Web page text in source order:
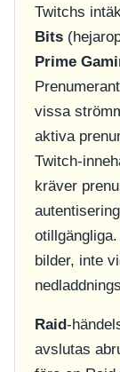
Twitchs
Bits
Prime
vissa
aktiva
Twitch-
kräver
bilder, inte
Raid-
avslutas